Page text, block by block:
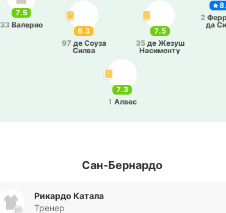
7.3
1 Алвес
7.5
35 де Жезуш
На­си­ме­нту
6.3
97 де Соуза
Силва
7.5
33 Ва­ле­рио
2
да
Сан-Бернардо
Рикардо Катала
Тренер